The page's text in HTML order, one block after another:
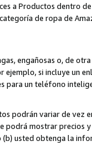
a Productos dentro
de ropa de
engañosas o, de
si incluye un
para un teléfono
podrán variar de vez
podrá mostrar
usted obtenga la